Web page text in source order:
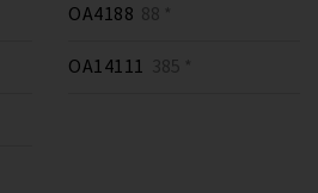
OA4188 88 *
OA14111 385 *